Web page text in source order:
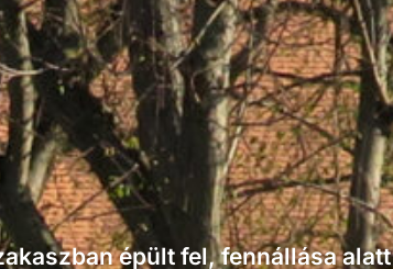
épült fel, fennállása alatt